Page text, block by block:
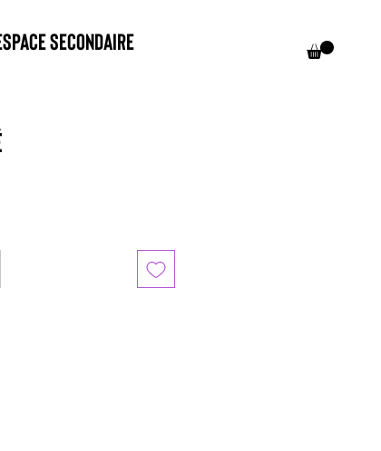
Secondaire